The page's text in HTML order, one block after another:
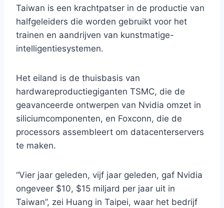
Taiwan is een krachtpatser in de productie van
halfgeleiders die worden gebruikt voor het
trainen en aandrijven van kunstmatige-
intelligentiesystemen.
Het eiland is de thuisbasis van
hardwareproductiegiganten TSMC, die de
geavanceerde ontwerpen van Nvidia omzet in
siliciumcomponenten, en Foxconn, die de
processors assembleert om datacenterservers
te maken.
“Vier jaar geleden, vijf jaar geleden, gaf Nvidia
ongeveer $10, $15 miljard per jaar uit in
Taiwan”, zei Huang in Taipei, waar het bedrijf